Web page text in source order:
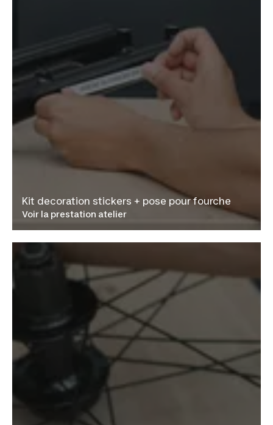
Kit decoration stickers + pose pour fourche
Voir la prestation atelier